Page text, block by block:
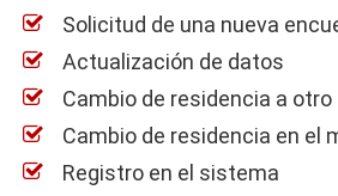
Solicitud de una nueva
Actualización de datos
Cambio de residencia a
Cambio de residencia en el
Registro en el sistema